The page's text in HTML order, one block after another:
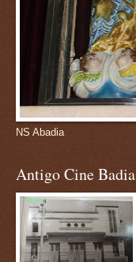
NS Abadia
Antigo Cine Badia